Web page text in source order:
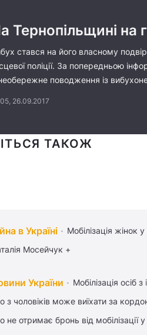
Тернопільщині на
стався на його власному
поліції. За попередньою
поводження із
26.09.2017
ТАКОЖ
в Україні Мобілізація жінок
Мосейчук +
України Мобілізація осіб
з чоловіків може виїхати за
не отримає бронь від мобілізації